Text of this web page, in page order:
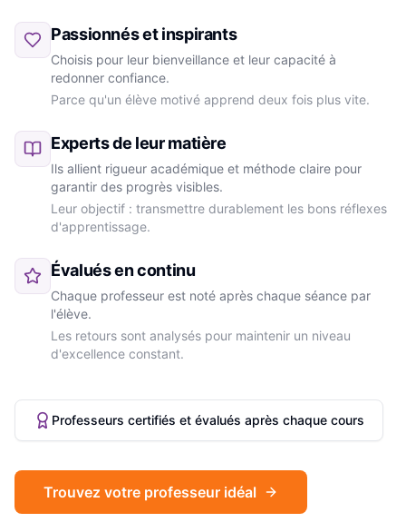
Passionnés et inspirants
Choisis pour leur bienveillance et leur capacité à
redonner confiance.
Parce qu'un élève motivé apprend deux fois plus vite.
Experts de leur matière
Ils allient rigueur académique et méthode claire pour
garantir des progrès visibles.
Leur objectif : transmettre durablement les bons réflexes
d'apprentissage.
Évalués en continu
Chaque professeur est noté après chaque séance par
l'élève.
Les retours sont analysés pour maintenir un niveau
d'excellence constant.
Professeurs certifiés et évalués après chaque cours
Trouvez votre professeur idéal